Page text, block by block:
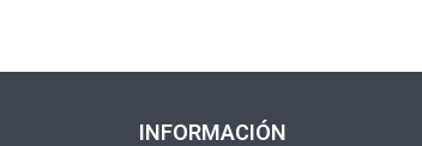
INFORMACIÓN